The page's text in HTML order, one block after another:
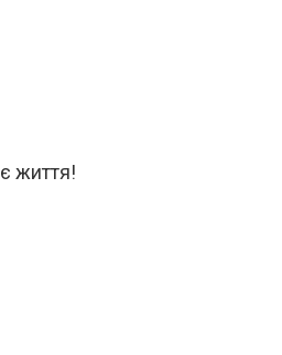
життя!